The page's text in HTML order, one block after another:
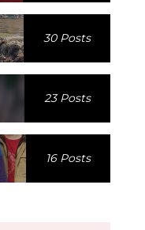
30 Posts
23 Posts
16 Posts